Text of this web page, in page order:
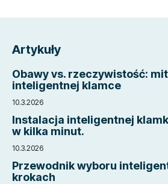
Artykuły
Obawy vs. rzeczywistość:
inteligentnej klamce
10.3.2026
Instalacja inteligentnej
w kilka minut.
10.3.2026
Przewodnik wyboru
krokach